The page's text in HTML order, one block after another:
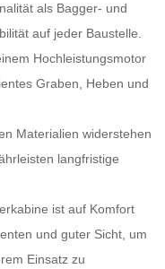
als Bagger- und
auf jeder Baustelle.
Hochleistungsmotor
Graben, Heben und
Materialien widerstehen
langfristige
ist auf Komfort
und guter Sicht, um
Einsatz zu